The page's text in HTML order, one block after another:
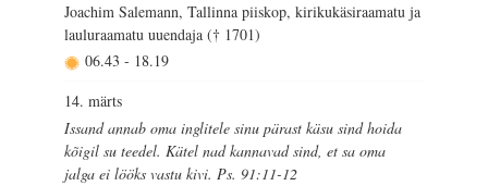
Joachim Salemann, Tallinna piiskop, kirikukäsiraamatu ja
lauluraamatu uuendaja († 1701)
06.43 - 18.19
14. märts
Issand annab oma inglitele sinu pärast käsu sind hoida
kõigil su teedel. Kätel nad kannavad sind, et sa oma
jalga ei lööks vastu kivi. Ps. 91:11-12